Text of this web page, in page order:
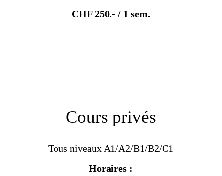
CHF 250.- / 1 sem.
Cours privés
Tous niveaux A1/A2/B1/B2/C1
Horaires :